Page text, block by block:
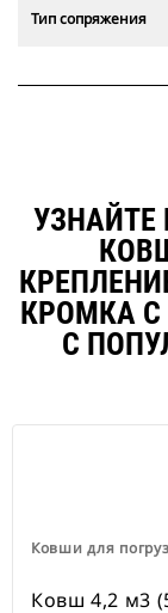
Тип сопряжения
УЗНАЙТЕ
КРОМКА
С
Ковши для
Ковш 4,2 м3